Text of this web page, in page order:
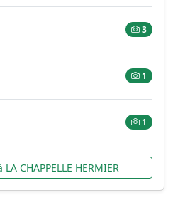
3
1
1
CHAPPELLE HERMIER